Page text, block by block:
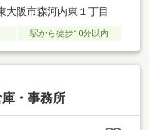
大阪市森河内東１丁目
駅から徒歩10分以内
・事務所